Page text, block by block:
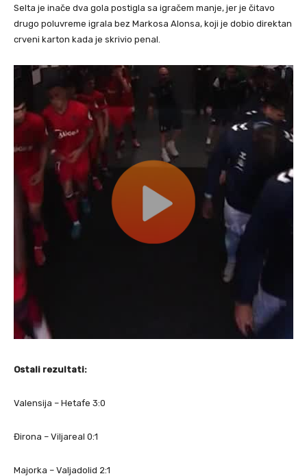
Selta je inače dva gola postigla sa igračem manje, jer je čitavo
drugo poluvreme igrala bez Markosa Alonsa, koji je dobio direktan
crveni karton kada je skrivio penal.
Ostali rezultati:
Valensija – Hetafe 3:0
Đirona – Viljareal 0:1
Majorka – Valjadolid 2:1